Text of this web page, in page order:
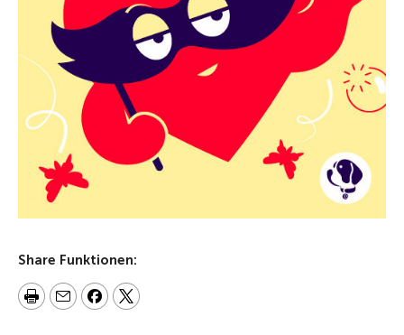
Share Funktionen: